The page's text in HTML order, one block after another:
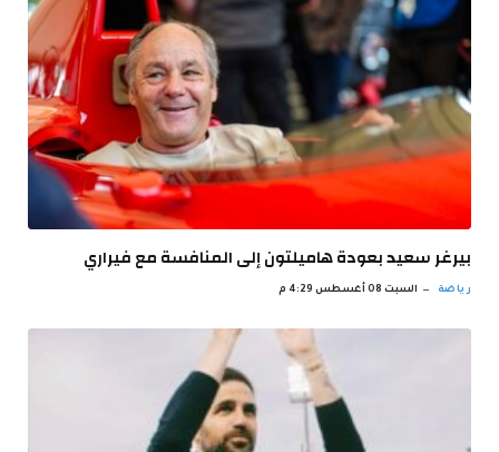
بيرغر سعيد بعودة هاميلتون إلى المنافسة مع فيراري
رياضة السبت 08 أغسطس 4:29 م